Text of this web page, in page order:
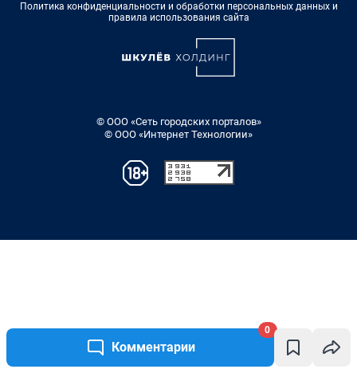
Комментарии
0
Политика конфиденциальности и обработки персональных данных и
правила использования сайта
© ООО «Сеть городских порталов»
© ООО «Интернет Технологии»